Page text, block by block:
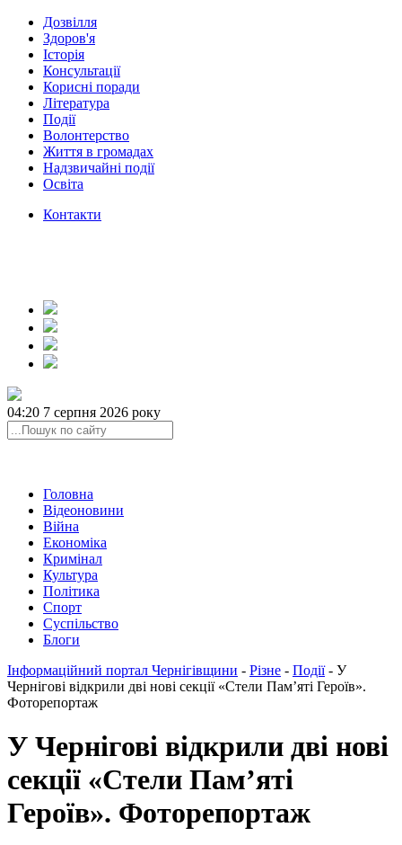
Дозвілля
Здоров'я
Історія
Консультації
Корисні поради
Література
Події
Волонтерство
Життя в громадах
Надзвичайні події
Освіта
Контакти
04:20 7 серпня 2026 року
Головна
Відеоновини
Війна
Економіка
Кримінал
Культура
Політика
Спорт
Суспільство
Блоги
Інформаційний портал Чернігівщини - Різне - Події- У
Чернігові відкрили дві нові секції «Стели Пам’яті Героїв».
Фоторепортаж
У Чернігові відкрили дві нові
секції «Стели Пам’яті
Героїв». Фоторепортаж